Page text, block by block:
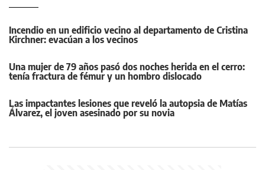
Incendio en un edificio vecino al departamento de Cristina
Kirchner: evacúan a los vecinos
Una mujer de 79 años pasó dos noches herida en el cerro:
tenía fractura de fémur y un hombro dislocado
Las impactantes lesiones que reveló la autopsia de Matías
Álvarez, el joven asesinado por su novia